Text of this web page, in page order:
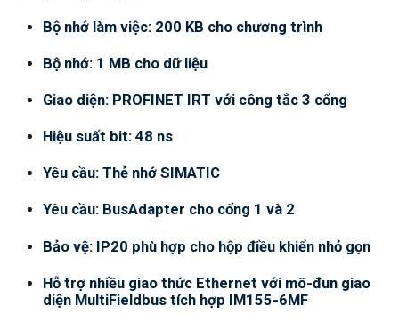
Bộ nhớ làm việc: 200 KB cho chương trình
Bộ nhớ: 1 MB cho dữ liệu
Giao diện: PROFINET IRT với công tắc 3 cổng
Hiệu suất bit: 48 ns
Yêu cầu: Thẻ nhớ SIMATIC
Yêu cầu: BusAdapter cho cổng 1 và 2
Bảo vệ: IP20 phù hợp cho hộp điều khiển nhỏ gọn
Hỗ trợ nhiều giao thức Ethernet với mô-đun giao
diện MultiFieldbus tích hợp IM155-6MF